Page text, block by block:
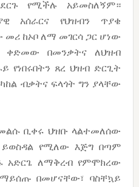
የሚችሉ አይመስለኝም።
አሰራርና የህዝብን ጥያቄ
ከኦቦ ለማ መገርሳ ጋር ሆነው
ቀድመው በመንቃትና ለህዝብ
ጸረ ህዝብ ድርጊት
ብቃትና ፍላጎት ግን ያላቸው
ቢቀሩ ህዝቡ ላልተመለሰው
የሚለው እጅግ በጣም
አድርጌ ለማቅረብ የምሞክረው
በመሆናቸው፣ ባስቸኳይ